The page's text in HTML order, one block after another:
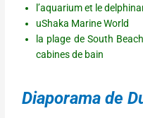
l’aquarium et le
uShaka Marine World
la plage de South
cabines de bain
Diaporama de